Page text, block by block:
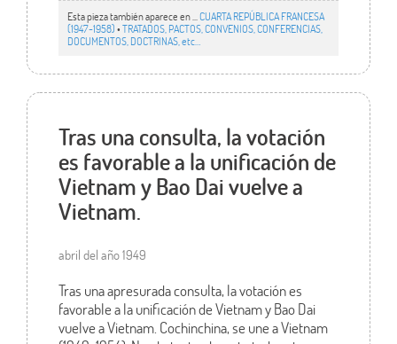
Esta pieza también aparece en ... CUARTA REPÚBLICA FRANCESA
(1947-1958)•TRATADOS, PACTOS, CONVENIOS, CONFERENCIAS,
DOCUMENTOS, DOCTRINAS, etc…
Tras una consulta, la votación
es favorable a la unificación de
Vietnam y Bao Dai vuelve a
Vietnam.
abril del año 1949
Tras una apresurada consulta, la votación es
favorable a la unificación de Vietnam y Bao Dai
vuelve a Vietnam. Cochinchina, se une a Vietnam